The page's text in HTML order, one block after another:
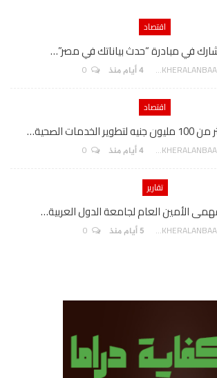
اقتصاد
في مبادرة “حدث بياناتك في مصر”…
AKHERALANBAAEG 4 أيام منذ
اقتصاد
الصحية…
AKHERALANBAAEG 4 أيام منذ
تقارير
الأمين العام لجامعة الدول العربية…
AKHERALANBAAEG 5 أيام منذ